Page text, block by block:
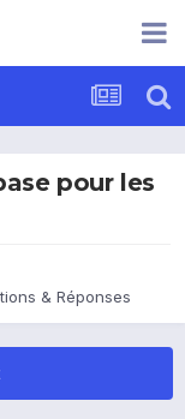
pour les
& Réponses